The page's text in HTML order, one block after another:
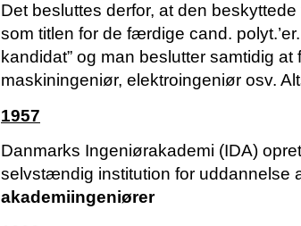
Det besluttes derfor, at den beskyttede
som titlen for de færdige cand.
kandidat” og man beslutter samtidig
maskiningeniør, elektroingeniør osv.
1957
Danmarks Ingeniørakademi (IDA)
selvstændig institution for uddannelse
akademiingeniører